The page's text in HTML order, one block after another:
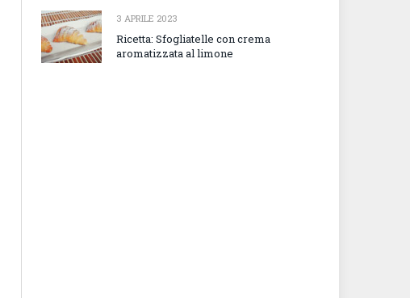
3 APRILE 2023
Ricetta: Sfogliatelle con crema
aromatizzata al limone